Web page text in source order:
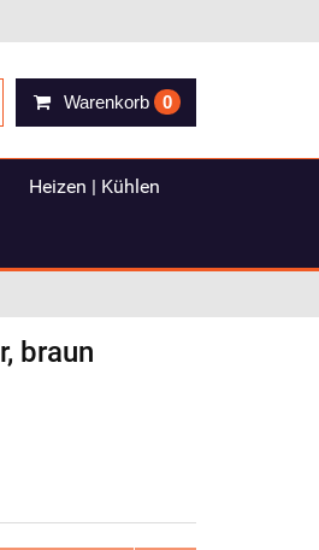
Warenkorb 0
Heizen | Kühlen
braun